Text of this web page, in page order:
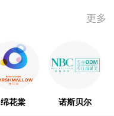
更多
绵花棠 诺斯贝尔